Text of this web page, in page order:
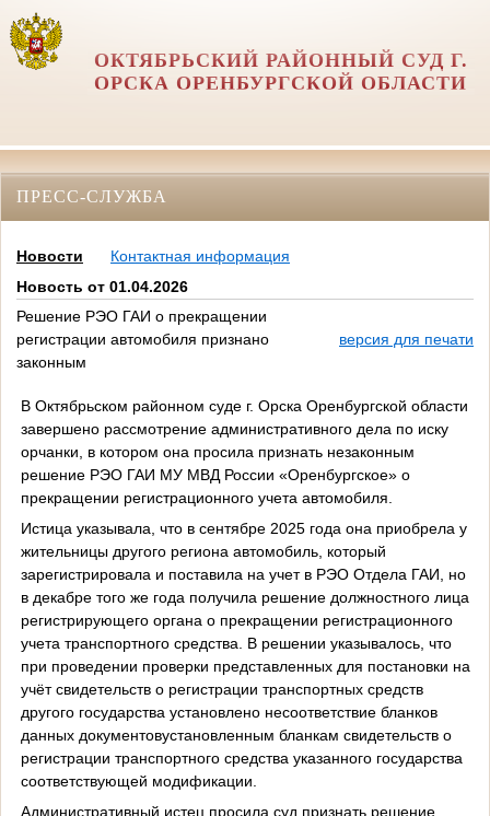
ОКТЯБРЬСКИЙ РАЙОННЫЙ СУД Г.
ОРСКА ОРЕНБУРГСКОЙ ОБЛАСТИ
ПРЕСС-СЛУЖБА
Новости
Контактная информация
Новость от 01.04.2026
Решение РЭО ГАИ о прекращении
регистрации автомобиля признано
законным
версия для печати
В Октябрьском районном суде г. Орска Оренбургской области
завершено рассмотрение административного дела по иску
орчанки, в котором она просила признать незаконным
решение РЭО ГАИ МУ МВД России «Оренбургское» о
прекращении регистрационного учета автомобиля.
Истица указывала, что в сентябре 2025 года она приобрела у
жительницы другого региона автомобиль, который
зарегистрировала и поставила на учет в РЭО Отдела ГАИ, но
в декабре того же года получила решение должностного лица
регистрирующего органа о прекращении регистрационного
учета транспортного средства. В решении указывалось, что
при проведении проверки представленных для постановки на
учёт свидетельств о регистрации транспортных средств
другого государства установлено несоответствие бланков
данных документовустановленным бланкам свидетельств о
регистрации транспортного средства указанного государства
соответствующей модификации.
Административный истец просила суд признать решение